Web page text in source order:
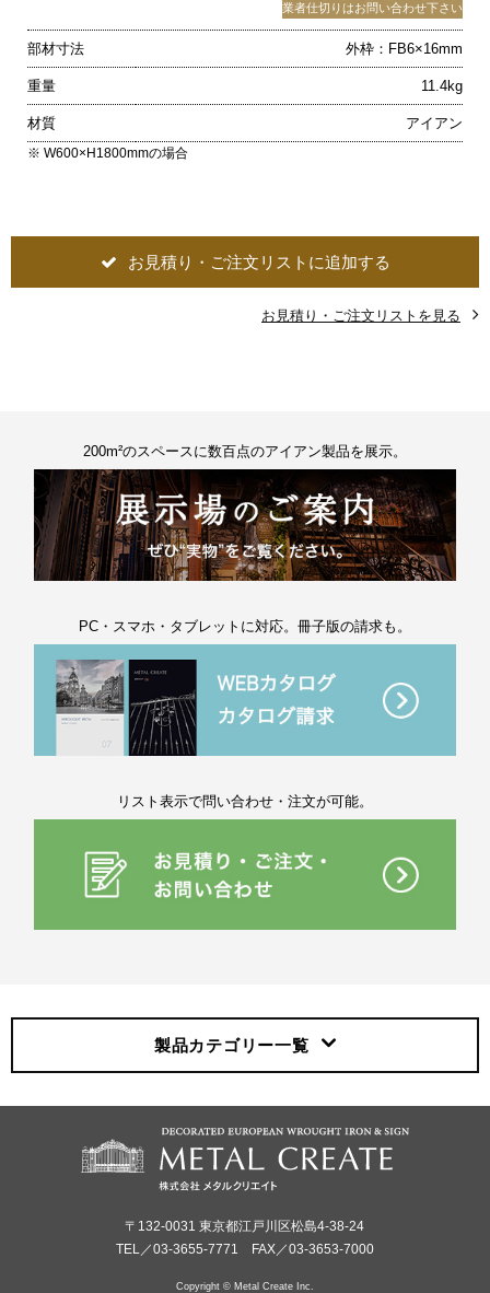
業者仕切りはお問い合わせ下さい
部材寸法 外枠：FB6×16mm
重量 11.4kg
材質 アイアン
※ W600×H1800mmの場合
お見積り・ご注文リストに追加する
お見積り・ご注文リストを見る
200m²のスペースに数百点のアイアン製品を展示。
PC・スマホ・タブレットに対応。冊子版の請求も。
リスト表示で問い合わせ・注文が可能。
製品カテゴリー一覧
〒132-0031 東京都江戸川区松島4-38-24
TEL／03-3655-7771 FAX／03-3653-7000
Copyright © Metal Create Inc.